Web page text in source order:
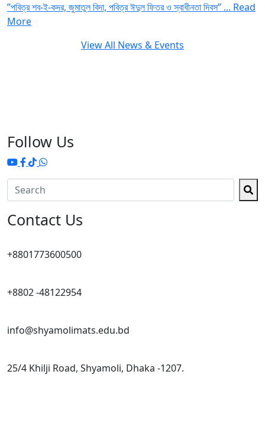
”পবিত্র শব-ই-কদর, জুমাতুল বিদা, পবিত্র ঈদুল ফিতর ও স্বাধীনতা দিবস” ... Read
More
View All News & Events
Follow Us
Contact Us
+8801773600500
+8802 -48122954
info@shyamolimats.edu.bd
25/4 Khilji Road, Shyamoli, Dhaka -1207.